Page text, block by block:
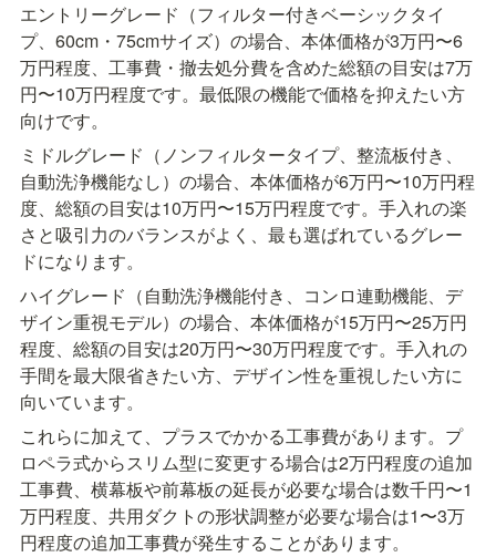
エントリーグレード（フィルター付きベーシックタイ
プ、60cm・75cmサイズ）の場合、本体価格が3万円〜6
万円程度、工事費・撤去処分費を含めた総額の目安は7万
円〜10万円程度です。最低限の機能で価格を抑えたい方
向けです。
ミドルグレード（ノンフィルタータイプ、整流板付き、
自動洗浄機能なし）の場合、本体価格が6万円〜10万円程
度、総額の目安は10万円〜15万円程度です。手入れの楽
さと吸引力のバランスがよく、最も選ばれているグレー
ドになります。
ハイグレード（自動洗浄機能付き、コンロ連動機能、デ
ザイン重視モデル）の場合、本体価格が15万円〜25万円
程度、総額の目安は20万円〜30万円程度です。手入れの
手間を最大限省きたい方、デザイン性を重視したい方に
向いています。
これらに加えて、プラスでかかる工事費があります。プ
ロペラ式からスリム型に変更する場合は2万円程度の追加
工事費、横幕板や前幕板の延長が必要な場合は数千円〜1
万円程度、共用ダクトの形状調整が必要な場合は1〜3万
円程度の追加工事費が発生することがあります。